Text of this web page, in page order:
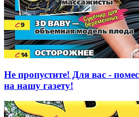
Не пропустите! Для вас -
на нашу газету!